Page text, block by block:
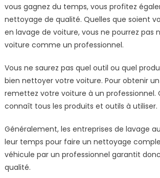
vous gagnez du temps, vous profitez
nettoyage de qualité. Quelles que soient
en lavage de voiture, vous ne pourrez pas
voiture comme un professionnel.
Vous ne saurez pas quel outil ou quel
bien nettoyer votre voiture. Pour obtenir
remettez votre voiture à un professionnel.
connaît tous les produits et outils à utiliser.
Généralement, les entreprises de lavage
leur temps pour faire un nettoyage
véhicule par un professionnel garantit
qualité.